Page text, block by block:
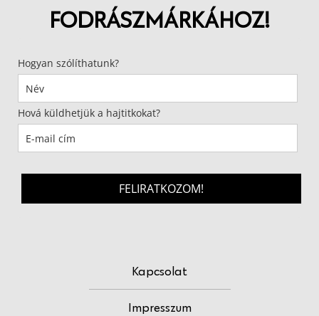
FODRÁSZMÁRKÁHOZ!
Hogyan szólíthatunk?
Hová küldhetjük a hajtitkokat?
FELIRATKOZOM!
Kapcsolat
Impresszum